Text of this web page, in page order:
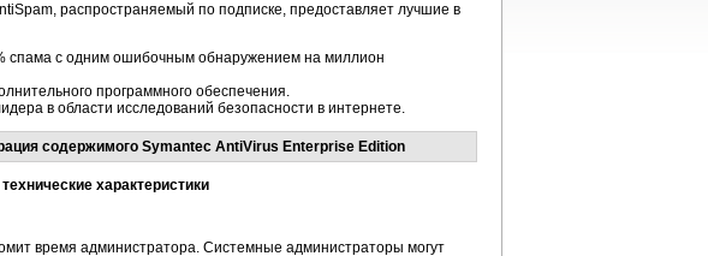
распространяемый по подписке, предоставляет лучшие в
спама с одним ошибочным обнаружением на миллион
программного обеспечения.
в области исследований безопасности в интернете.
содержимого Symantec AntiVirus Enterprise Edition
характеристики
время администратора. Системные администраторы могут